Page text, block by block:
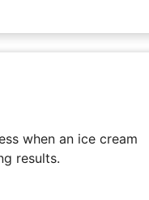
when an ice cream
results.